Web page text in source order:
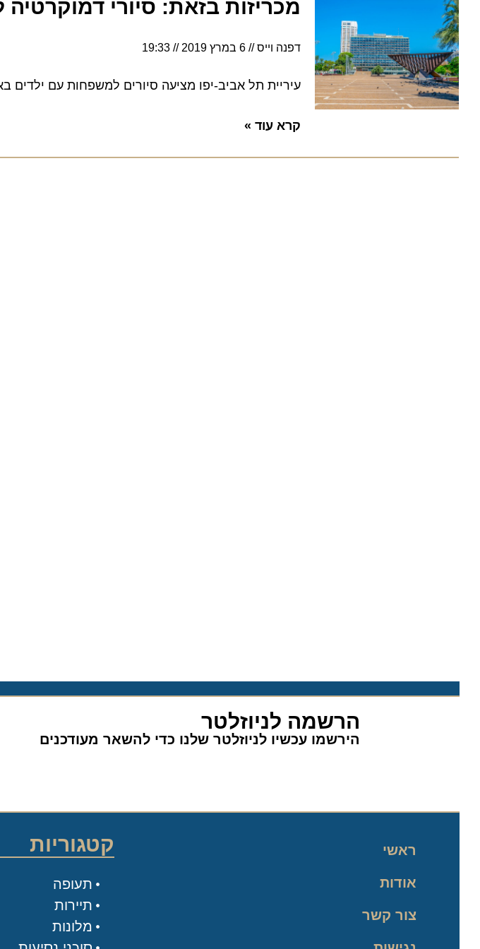
מכריזות בזאת: סיורי דמוקרטיה
דפנה וייס 6 במרץ 2019 19:33
עיריית תל אביב-יפו מציעה סיורים למשפחות עם ילדים
קרא עוד »
הרשמה לניוזלטר
הירשמו עכשיו לניוזלטר שלנו כדי להשאר מעודכנים
ראשי
אודות
צור קשר
קטגוריות
תעופה
תיירות
מלונות